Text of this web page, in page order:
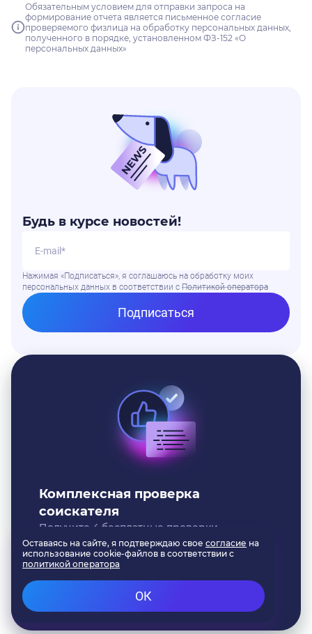
Обязательным условием для отправки запроса на
формирование отчета является письменное согласие
проверяемого физлица на обработку персональных данных,
полученного в порядке, установленном ФЗ-152 «О
персональных данных»
Будь в курсе новостей!
Нажимая «Подписаться», я соглашаюсь на обработку моих
персональных данных в соответствии с Политикой оператора
Подписаться
Комплексная проверка
соискателя
Получите 4 бесплатные проверки
Получить